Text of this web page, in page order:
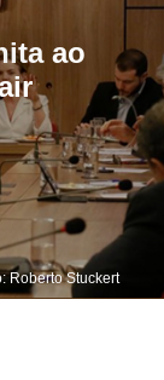
ao
Roberto Stuckert